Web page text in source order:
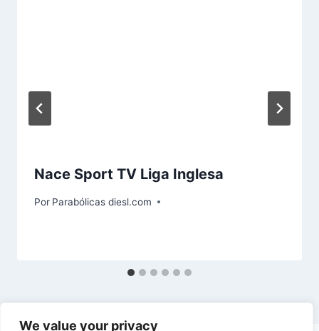
We value your privacy
Nace Sport TV Liga Inglesa
Por Parabólicas diesl.com